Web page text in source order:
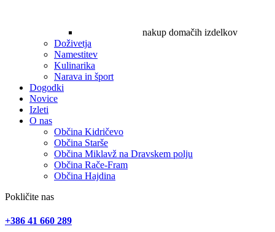
nakup domačih izdelkov
Doživetja
Namestitev
Kulinarika
Narava in šport
Dogodki
Novice
Izleti
O nas
Občina Kidričevo
Občina Starše
Občina Miklavž na Dravskem polju
Občina Rače-Fram
Občina Hajdina
Pokličite nas
+386 41 660 289